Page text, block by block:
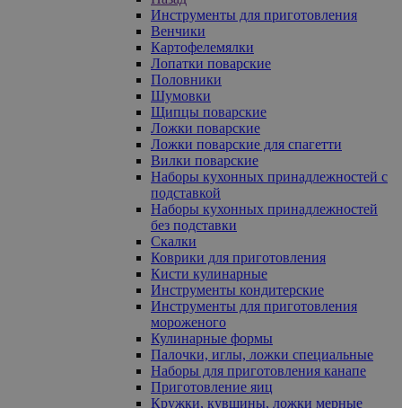
Инструменты для приготовления
Венчики
Картофелемялки
Лопатки поварские
Половники
Шумовки
Щипцы поварские
Ложки поварские
Ложки поварские для спагетти
Вилки поварские
Наборы кухонных принадлежностей с
подставкой
Наборы кухонных принадлежностей
без подставки
Скалки
Коврики для приготовления
Кисти кулинарные
Инструменты кондитерские
Инструменты для приготовления
мороженого
Кулинарные формы
Палочки, иглы, ложки специальные
Наборы для приготовления канапе
Приготовление яиц
Кружки, кувшины, ложки мерные